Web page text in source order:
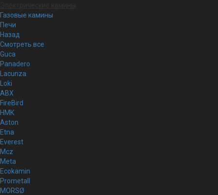
Газовые камины
Печи
Назад
Смотреть все
Guca
Panadero
Lacunza
Loki
ABX
FireBird
НМК
Aston
Etna
Everest
Mcz
Meta
Ecokamin
Prometall
MORSØ